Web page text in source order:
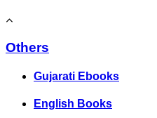
Others
Gujarati Ebooks
English Books